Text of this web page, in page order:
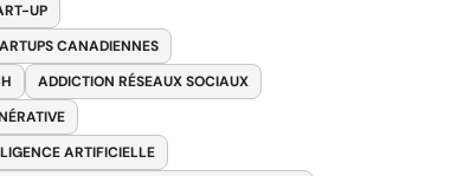
UP
CANADIENNES
ADDICTION RÉSEAUX SOCIAUX
ARTIFICIELLE